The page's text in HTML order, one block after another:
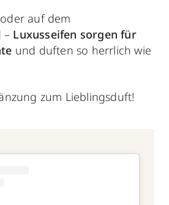
auf dem
– Luxusseifen sorgen für
und duften so herrlich wie
zum Lieblingsduft!